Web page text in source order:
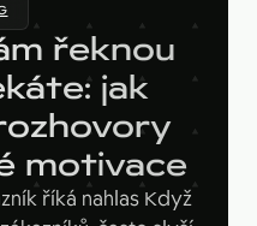
aplikací
Booster
portál
web
řeknou
jak
motivace
říká nahlas Když